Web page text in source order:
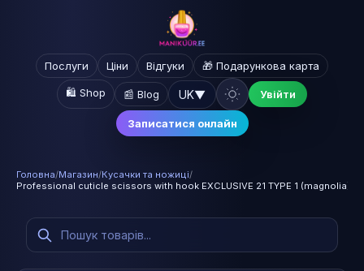
Послуги Ціни Відгуки 🎁 Подарункова карта
🛍️ Shop 📰 Blog UK▼ Увійти
Записатися онлайн
Головна/Магазин/Кусачки та ножиці/
Professional cuticle scissors with hook EXCLUSIVE 21 TYPE 1 (magnolia)